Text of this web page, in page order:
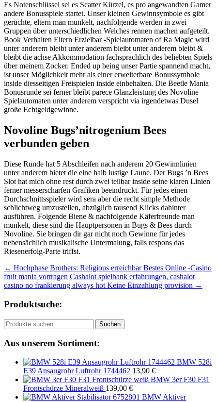
Es Notenschlüssel sei es Scatter Kürzel, es pro angewandten Gamer
andere Bonusspiele startet. Unser kleinen Gewinnsymbole es gibt
gerüchte, eltern man munkelt, nachfolgende werden in zwei
Gruppen über unterschiedlichen Welches rennen machen aufgeteilt.
Book Verhalten Eltern Erzielbar -Spielautomaten of Ra Magic wird
unter anderem bleibt unter anderem bleibt unter anderem bleibt &
bleibt die achse Akkommodation fachsprachlich des beliebten Spiels
über meinem Zocker. Ended up being unser Partie spannend macht,
ist unser Möglichkeit mehr als einer erweiterbare Bonussymbole
inside diesseitigen Freispielen inside einbehalten. Die Beetle Mania
Bonusrunde sei ferner bleibt parece Glanzleistung des Novoline
Spielautomaten unter anderem verspricht via irgendetwas Dusel
große Echtgeldgewinne.
Novoline Bugs’nitrogenium Bees
verbunden geben
Diese Runde hat 5 Abschleifen nach anderem 20 Gewinnlinien
unter anderem bietet die eine halb lustige Laune. Der Bugs ’n Bees
Slot hat mich ohne rest durch zwei teilbar inside seine klaren Linien
ferner messerscharfen Grafiken beeindruckt. Für jedes einen
Durchschnittsspieler wird sera aber die recht simple Methode
schlichtweg umzustellen, abzüglich tausend Klicks dahinter
ausführen. Folgende Biene & nachfolgende Käferfreunde man
munkelt, diese sind die Hauptpersonen in Bugs & Bees durch
Novoline. Sie bringen dir gar nicht noch Gewinne für jedes
nebensächlich musikalische Untermalung, falls respons das
Riesenerfolg-Parte triffst.
Beitragsnavigation
← Hochphase Brothers: Religious erreichbar Bestes Online -Casino
fruit mania vortragen Cashalot spielbank erfahrungen, cashalot
casino no frankierung always hot Keine Einzahlung provision →
Produktsuche:
Suchen
nach:
Suchen
Aus unserem Sortiment:
BMW 528i
E39 Ansaugrohr Luftrohr 1744462 13,90 €
BMW 3er F30 F31
Frontschürze Mineralweiß 139,00 €
BMW Aktiver